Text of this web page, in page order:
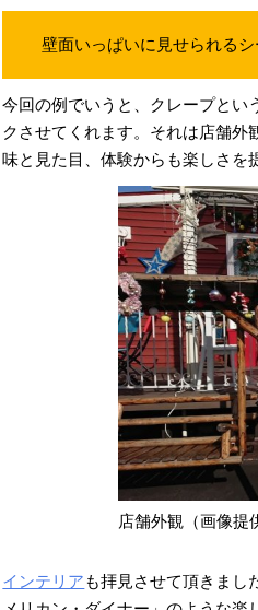
壁面いっぱいに見せられる
今回の例でいうと、クレープとい
クさせてくれます。それは店舗外
味と見た目、体験からも楽しさを
店舗外観（画像提
インテリアも拝見させて頂きまし